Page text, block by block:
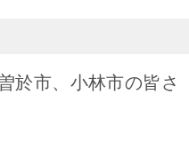
於市、小林市の皆さ